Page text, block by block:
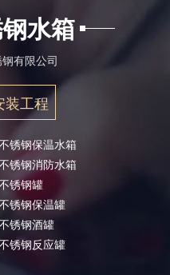
水箱
有限公司
装工程
锈钢保温水箱
锈钢消防水箱
锈钢罐
锈钢保温罐
锈钢酒罐
锈钢反应罐